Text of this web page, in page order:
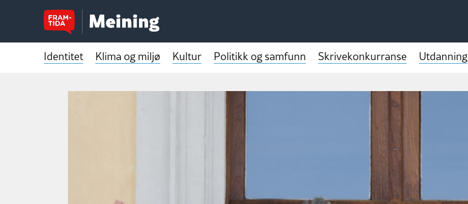
Identitet Klima og miljø Kultur Politikk og samfunn Skrivekonkurranse Utdanning